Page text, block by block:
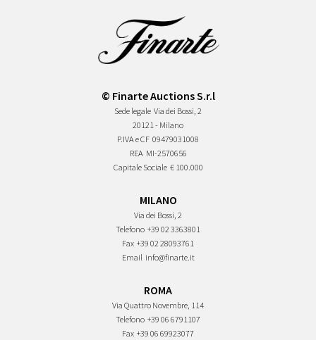
© Finarte Auctions S.r.l
Sede legale Via dei Bossi, 2
20121 - Milano
P.IVA e CF 09479031008
REA MI-2570656
Capitale Sociale € 100.000
MILANO
Via dei Bossi, 2
Telefono +39 02 3363801
Fax +39 02 28093761
Email info@finarte.it
ROMA
Via Quattro Novembre, 114
Telefono +39 06 6791107
Fax +39 06 69923077